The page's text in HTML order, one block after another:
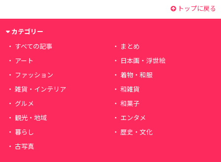
トップに戻る
カテゴリー
すべての記事
まとめ
アート
日本画・浮世絵
ファッション
着物・和服
雑貨・インテリア
和雑貨
グルメ
和菓子
観光・地域
エンタメ
暮らし
歴史・文化
古写真